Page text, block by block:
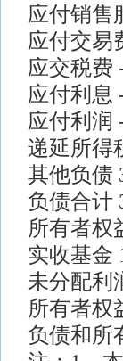
应付销售
应付交易
应交税费
应付利息
应付利润
递延所得
其他负债
负债合计
所有者权
实收基金
未分配利
所有者权
负债和所